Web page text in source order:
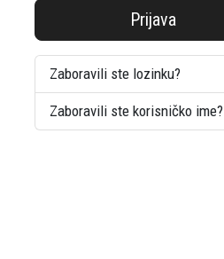
Prijava
Zaboravili ste lozinku?
Zaboravili ste korisničko ime?